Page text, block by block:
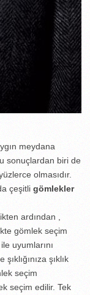
meydana
sonuçlardan biri de
olmasıdır.
çeşitli gömlekler
ardından ,
gömlek seçim
uyumlarını
şıklık
seçim
seçim edilir. Tek